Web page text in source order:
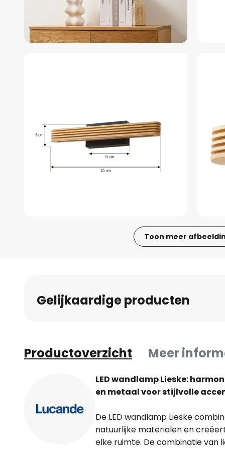
Toon meer
vanGelijkaardige producten
Productoverzicht Meer
LED wandlamp Lieske:
en metaal voor stijlvolle
De LED wandlamp Lieske
natuurlijke materialen en
elke ruimte. De combinatie van